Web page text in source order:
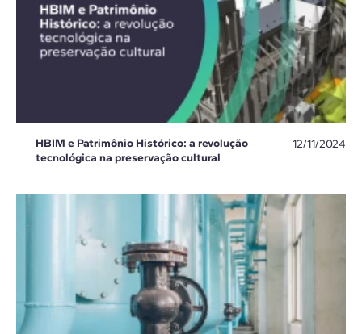
HBIM e Patrimônio Histórico: a revolução
tecnológica na preservação cultural
12/11/2024